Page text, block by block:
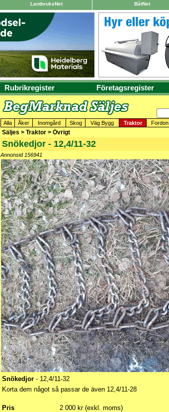
LantbruksNet BåtNet
Rubrikregister Företagsregister
Alla Åker Inomgård Skog Väg Bygg Traktor Fordon
Säljes > Traktor > Övrigt
Snökedjor - 12,4/11-32
Annonsid 156941
Snökedjor - 12,4/11-32
Korta dem något så passar de även 12,4/11-28
Pris 2 000 kr (exkl. moms)